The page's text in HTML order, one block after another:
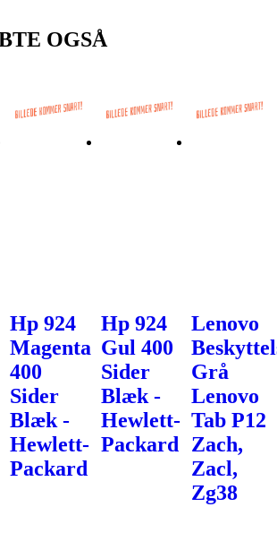
OGSÅ
Hp 924
Magenta
400
Sider
Blæk -
Hewlett-
Packard
Hp 924
Gul 400
Sider
Blæk -
Hewlett-
Packard
Lenovo
Grå
Lenovo
Tab P12
Zach,
Zacl,
Zg38